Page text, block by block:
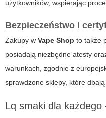
użytkowników, wspierając
Bezpieczeństwo i
Zakupy w Vape Shop to także
posiadają niezbędne atesty
warunkach, zgodnie z
sprawdzone sklepy, które
Lq smaki dla